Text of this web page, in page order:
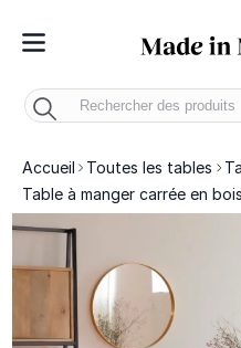
Toggle Nav
Accueil Toutes les tables
Table à manger carrée en